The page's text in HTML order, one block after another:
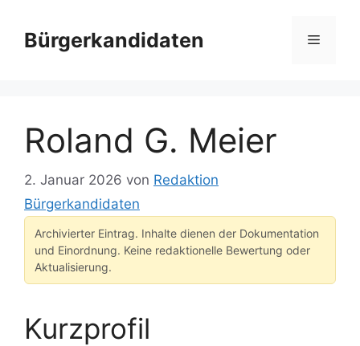
Inhalt
springen
Bürgerkandidaten Menü
Roland G. Meier
2. Januar 2026 von Redaktion
Bürgerkandidaten
Archivierter Eintrag. Inhalte dienen der Dokumentation
und Einordnung. Keine redaktionelle Bewertung oder
Aktualisierung.
Kurzprofil